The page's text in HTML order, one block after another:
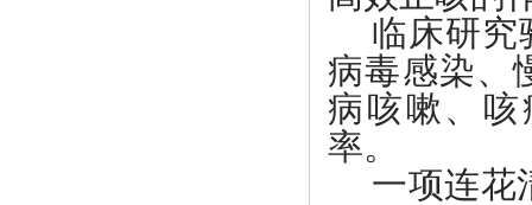
临床研究
病毒感染、
病咳嗽、
率。
一项连花